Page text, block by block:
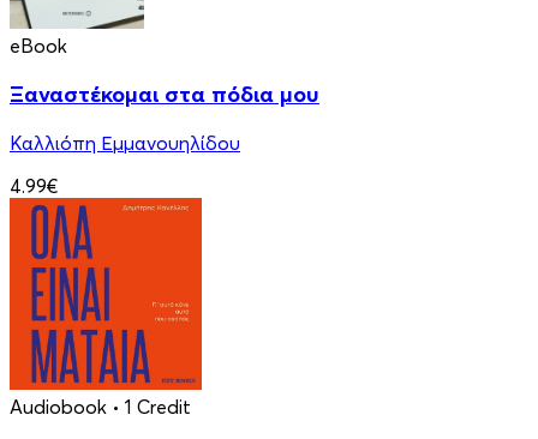
eBook
Ξαναστέκομαι στα πόδια μου
Καλλιόπη Εμμανουηλίδου
4.99€
Audiobook • 1 Credit